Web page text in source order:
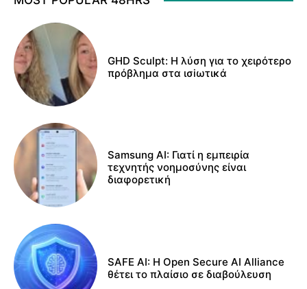
GHD Sculpt: Η λύση για το χειρότερο
πρόβλημα στα ισiωτικά
Samsung AI: Γιατί η εμπειρία
τεχνητής νοημοσύνης είναι
διαφορετική
SAFE AI: Η Open Secure AI Alliance
θέτει το πλαίσιο σε διαβούλευση